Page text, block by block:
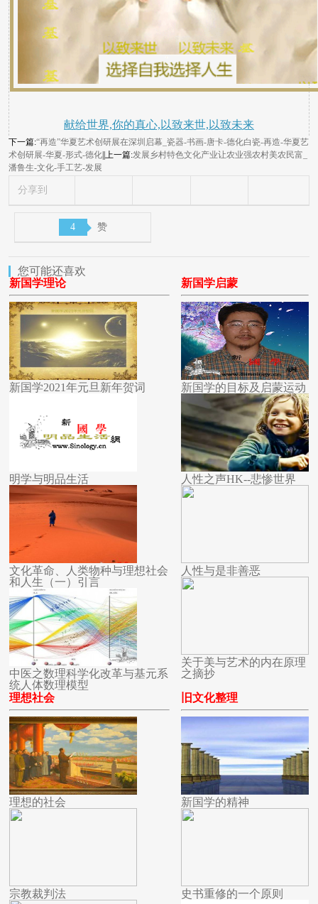
献给世界,你的真心,以致来世,以致未来
下一篇:“再造”华夏艺术创研展在深圳启幕_瓷器-书画-唐卡-德化白瓷-再造-华夏艺
术创研展-华夏-形式-德化 ||上一篇:发展乡村特色文化产业让农业强农村美农民富_​
潘鲁生-文化-手工艺-发展
分享到
4 赞
您可能还喜欢
新国学理论
新国学2021年元旦新年贺词
明学与明品生活
文化革命、人类物种与理想社会
和人生（一）引言
中医之数理科学化改革与基元系
统人体数理模型
新国学启蒙
新国学的目标及启蒙运动
人性之声HK--悲惨世界
人性与是非善恶
关于美与艺术的内在原理
之摘抄
理想社会
理想的社会
宗教裁判法
旧文化整理
新国学的精神
史书重修的一个原则